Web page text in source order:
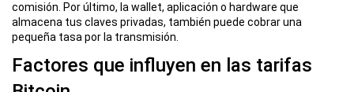
comisión. Por último, la wallet, aplicación o hardware que
almacena tus claves privadas, también puede cobrar una
pequeña tasa por la transmisión.
Factores que influyen en las tarifas